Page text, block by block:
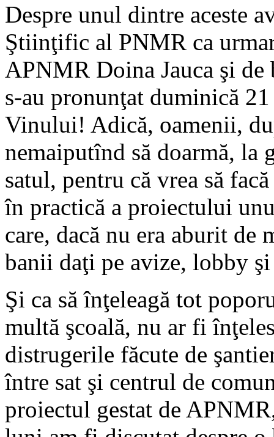
Despre unul dintre aceste
Ştiinţific al PNMR ca
APNMR Doina Jauca şi
s-au pronunţat duminică
Vinului! Adică, oamenii,
nemaiputînd să doarmă,
satul, pentru că vrea să
în practică a proiectului
care, dacă nu era aburit de
banii daţi pe avize, lobby
Şi ca să înţeleagă tot
multă şcoală, nu ar fi
distrugerile făcute de
între sat şi centrul de
proiectul gestat de